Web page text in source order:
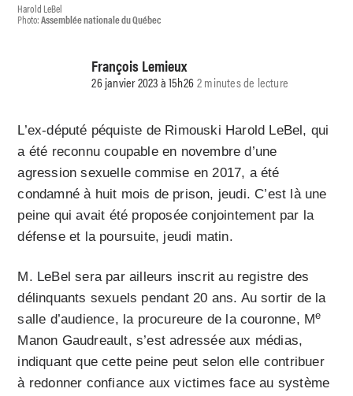
Harold LeBel
Photo:Assemblée nationale du Québec
François Lemieux
26 janvier 2023 à 15h262 minutes de lecture
L’ex-député péquiste de Rimouski Harold LeBel, qui
a été reconnu coupable en novembre d’une
agression sexuelle commise en 2017, a été
condamné à huit mois de prison, jeudi. C’est là une
peine qui avait été proposée conjointement par la
défense et la poursuite, jeudi matin.
M. LeBel sera par ailleurs inscrit au registre des
délinquants sexuels pendant 20 ans. Au sortir de la
salle d’audience, la procureure de la couronne, Me
Manon Gaudreault, s’est adressée aux médias,
indiquant que cette peine peut selon elle contribuer
à redonner confiance aux victimes face au système